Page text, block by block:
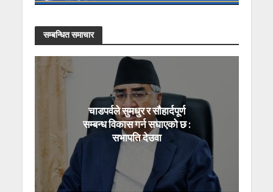
सम्बन्धित समाचार
चाडपर्वले सुमधुर र सौहार्दपूर्ण
सम्बन्ध विकास गर्न सघाएको छ :
सभापति देउवा